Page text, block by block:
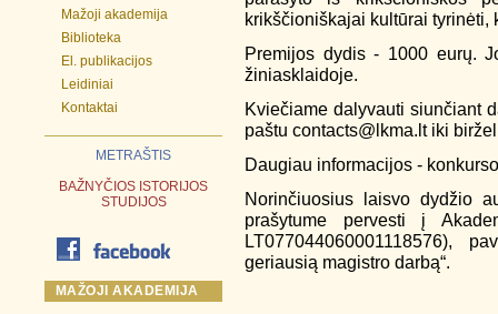
Mažoji akademija
Biblioteka
El. publikacijos
Leidiniai
Kontaktai
METRAŠTIS
BAŽNYČIOS ISTORIJOS
STUDIJOS
MAŽOJI AKADEMIJA
krikščioniškajai kultūrai tyrinėti,
Premijos dydis - 1000 eurų.
žiniasklaidoje.
Kviečiame dalyvauti siunčiant
paštu contacts@lkma.lt iki
Daugiau informacijos -
Norinčiuosius laisvo dydžio
prašytume pervesti į
LT077044060001118576),
geriausią magistro darbą“.